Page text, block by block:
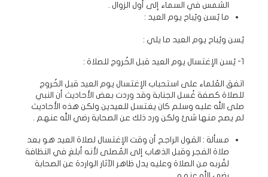
الشمس في السماء إلى أول الزوال .
ما يُسن ويُباح يوم العيد :
يُسن ويُباح يوم العيد ما يلي :
1- يُسن الإغتسال يوم العيد قبل الخُروج للصلاة :
اتفق العُلماء على استحباب الإغتسال يوم العيد قبل الخُروج
للصلاة كصفة غُسل الجنابة وقد وردت بعض الأحاديث أن النبي
صلى الله عليه وسلم كان يغتسل للعيدين ولكن هذه الأحاديث
لم يصح منها شئ ولكن ورد ذلك عن الصحابة رضي الله عنهم .
مسألة : القول الراجح أن وقت الإغتسال لصلاة العيد هو بعد
صلاة الفجر وقبل الذهاب إلى المُصلى لأنه أبلغ في النظافة
لقُربه من الصلاة وعليه يدل ظاهر الآثار الواردة عن الصحابة